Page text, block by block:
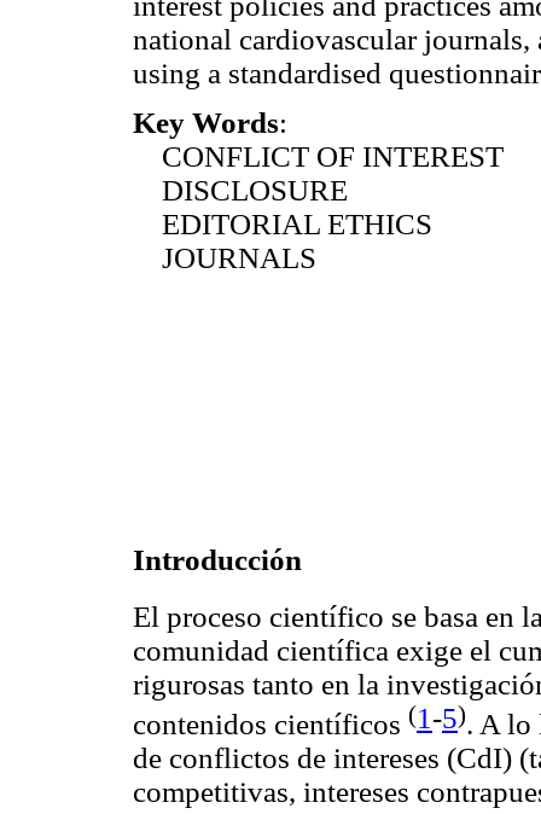
national cardiovascular journals,
using a standardised
Key Words:
CONFLICT OF INTEREST
DISCLOSURE
EDITORIAL ETHICS
JOURNALS
Introducción
El proceso científico se basa en
comunidad científica exige el
rigurosas tanto en la
contenidos científicos (1 -5). A lo
de conflictos de intereses (CdI)
competitivas, intereses